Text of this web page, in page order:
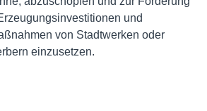
und
von Stadtwerken oder
einzusetzen.